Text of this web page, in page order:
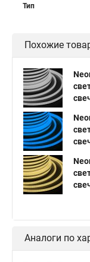
Тип
Похожие
Аналоги по